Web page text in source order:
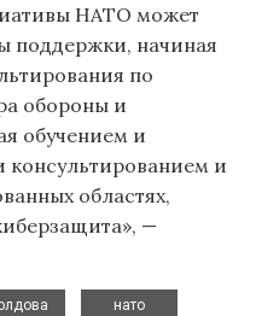
НАТО может
поддержки, начиная
по
обороны и
обучением и
консультированием и
областях,
—
нато